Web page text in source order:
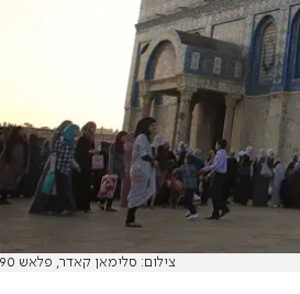
צילום: סלימאן קאדר, פלאש 90